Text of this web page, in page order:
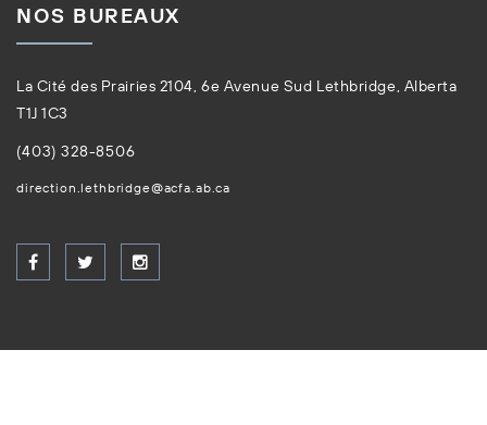
NOS BUREAUX
La Cité des Prairies 2104, 6e Avenue Sud Lethbridge, Alberta
T1J 1C3
(403) 328-8506
direction.lethbridge@acfa.ab.ca